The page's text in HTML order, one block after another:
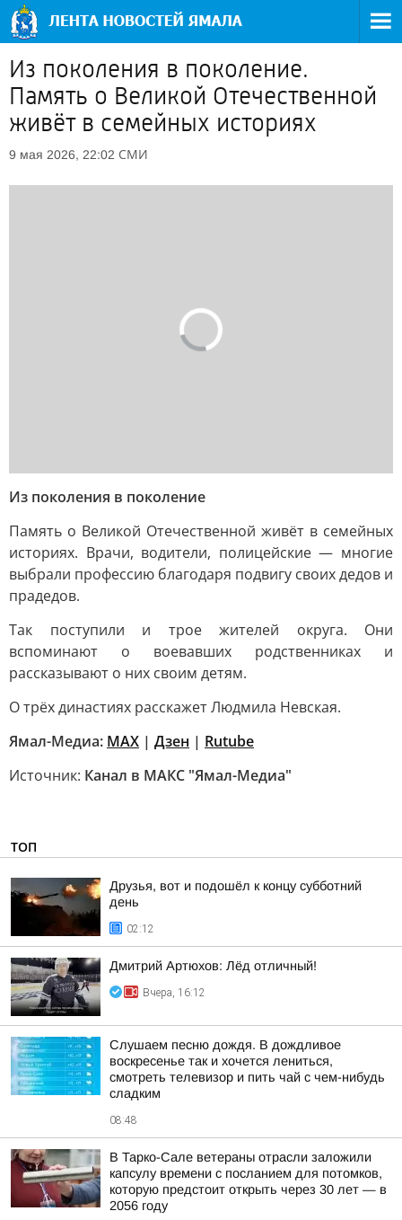
Из поколения в поколение.
Память о Великой Отечественной
живёт в семейных историях
9 мая 2026, 22:02 СМИ
Из поколения в поколение
Память о Великой Отечественной живёт в семейных
историях. Врачи, водители, полицейские — многие
выбрали профессию благодаря подвигу своих дедов и
прадедов.
Так поступили и трое жителей округа. Они
вспоминают о воевавших родственниках и
рассказывают о них своим детям.
О трёх династиях расскажет Людмила Невская.
Ямал-Медиа: MAX | Дзен | Rutube
Источник: Канал в МАКС "Ямал-Медиа"
ТОП
Друзья, вот и подошёл к концу субботний
день
02:12
Дмитрий Артюхов: Лёд отличный!
Вчера, 16:12
Слушаем песню дождя. В дождливое
воскресенье так и хочется лениться,
смотреть телевизор и пить чай с чем-нибудь
сладким
08:48
В Тарко-Сале ветераны отрасли заложили
капсулу времени с посланием для потомков,
которую предстоит открыть через 30 лет — в
2056 году